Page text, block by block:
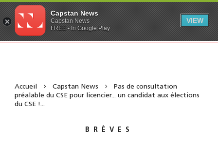
Accueil Capstan News
Pas de consultation
préalable du CSE pour licencier... un candidat aux élections
du CSE !...
BRÈVES
Capstan News
Capstan News
FREE - In Google Play
VIEW